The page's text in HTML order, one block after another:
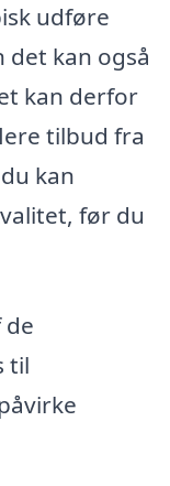
udføre
kan også
kan derfor
tilbud fra
kan
før du
de
til